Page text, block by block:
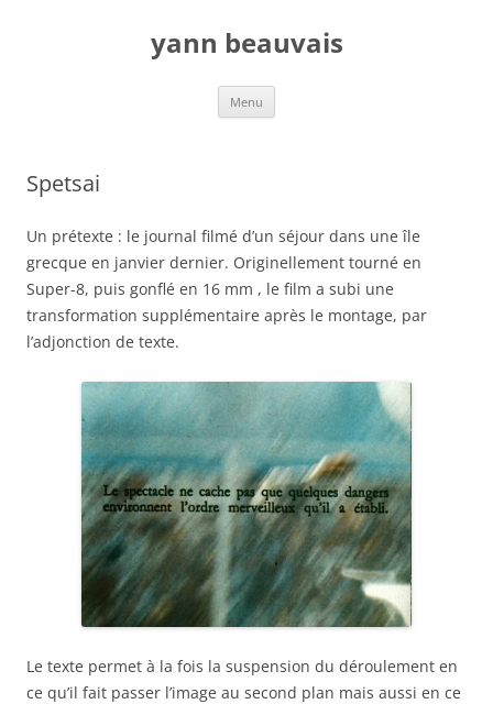
yann beauvais
Menu
Spetsai
Un prétexte : le journal filmé d’un séjour dans une île
grecque en janvier dernier. Originellement tourné en
Super-8, puis gonflé en 16 mm , le film a subi une
transformation supplémentaire après le montage, par
l’adjonction de texte.
Le texte permet à la fois la suspension du déroulement en
ce qu’il fait passer l’image au second plan mais aussi en ce